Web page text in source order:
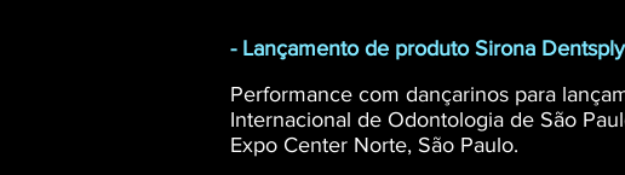
- Lançamento de produto Sirona
Performance com dançarinos para
Internacional de Odontologia de São
Expo Center Norte, São Paulo.